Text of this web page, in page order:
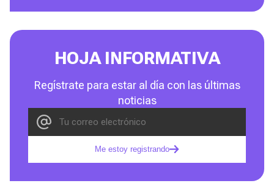
HOJA INFORMATIVA
Regístrate para estar al día con las últimas
noticias
Me estoy registrando